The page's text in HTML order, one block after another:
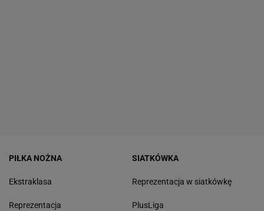
PIŁKA NOŻNA
Ekstraklasa
Reprezentacja
SIATKÓWKA
Reprezentacja w siatkówkę
PlusLiga